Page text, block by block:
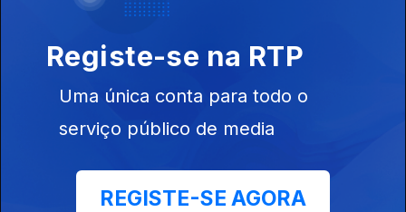
18 ago. 2018
Registe-se na RTP
Uma única conta para todo o
serviço público de media
REGISTE-SE AGORA